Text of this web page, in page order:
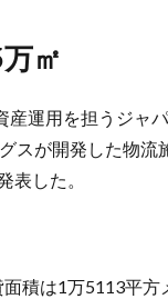
㎡
運用を担うジャ
スが開発した物流
表した。
積は1万5113平